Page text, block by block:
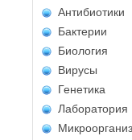
Антибиотики
Бактерии
Биология
Вирусы
Генетика
Лаборатория